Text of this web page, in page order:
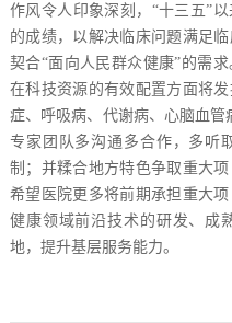
作风令人印象深刻，“十三五”
的成绩，以解决临床问题满足
契合“面向人民群众健康”的需
在科技资源的有效配置方面将
症、呼吸病、代谢病、心脑血
专家团队多沟通多合作，多听
制；并糅合地方特色争取重大
希望医院更多将前期承担重大
健康领域前沿技术的研发、成
地，提升基层服务能力。